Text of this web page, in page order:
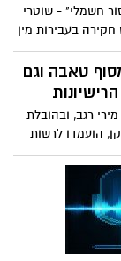
חשמלי" - שוטרי
בעבירות מין
שוטרים
טאבה וגם
רגב, ובהובלת
הועמדו לרשות
טאבה
בשטח הישראלי,
החילוץ בשדה
של רישיונות
מירי רגב: